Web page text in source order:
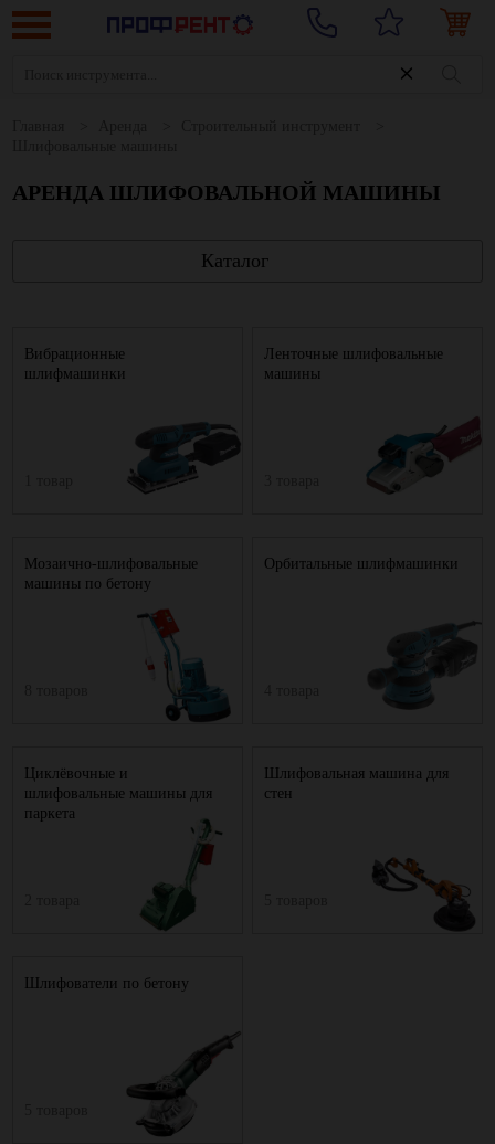
АРЕНДА ШЛИФОВАЛЬНОЙ МАШИНЫ
Каталог
Вибрационные
шлифмашинки
Ленточные шлифовальные
машины
Мозаично-шлифовальные
машины по бетону
Орбитальные шлифмашинки
Циклёвочные и
шлифовальные машины для
паркета
Шлифовальная машина для
стен
Шлифователи по бетону